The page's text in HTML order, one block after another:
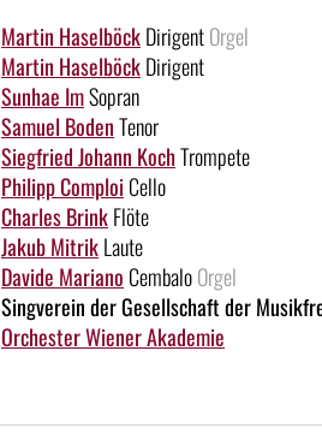
Martin HaselböckDirigentOrgel
Martin HaselböckDirigent
Sunhae ImSopran
Samuel BodenTenor
Siegfried Johann KochTrompete
Philipp Comploi Cello
Charles BrinkFlöte
Jakub MitrikLaute
Davide Mariano CembaloOrgel
Singverein der Gesellschaft der
Orchester Wiener Akademie